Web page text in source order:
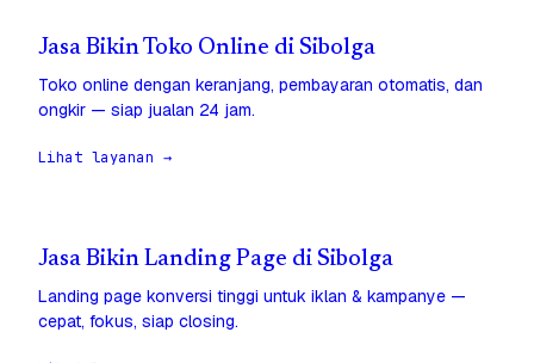
Jasa Bikin Toko Online di Sibolga
Toko online dengan keranjang, pembayaran otomatis, dan
ongkir — siap jualan 24 jam.
Lihat layanan →
Jasa Bikin Landing Page di Sibolga
Landing page konversi tinggi untuk iklan & kampanye —
cepat, fokus, siap closing.